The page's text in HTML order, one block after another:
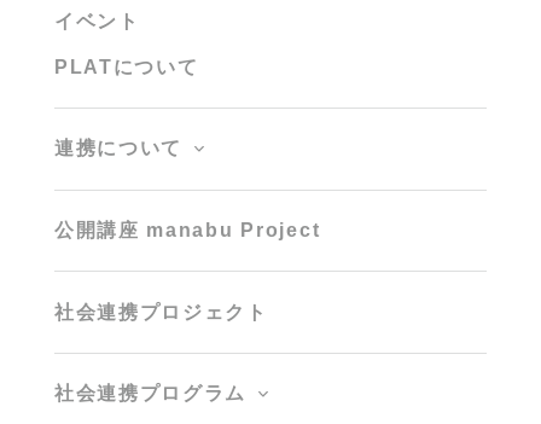
イベント
PLATについて
連携について
公開講座 manabu Project
社会連携プロジェクト
社会連携プログラム